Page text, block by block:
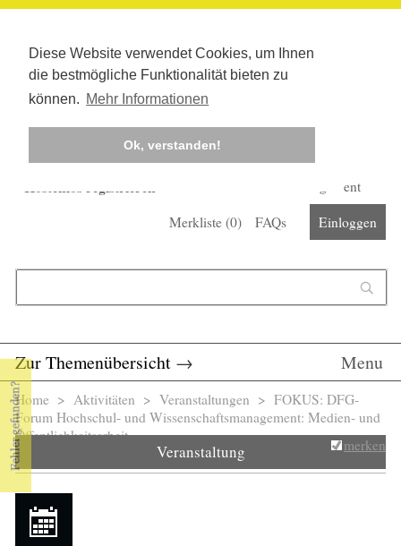
Diese Website verwendet Cookies, um Ihnen
die bestmögliche Funktionalität bieten zu
können. Mehr Informationen
Ok, verstanden!
Kostenlos registrieren
Corona-Management
Merkliste (0) FAQs Einloggen
Zur Themenübersicht → Menu
Sie sind hier
Home > Aktivitäten > Veranstaltungen > FOKUS: DFG-
Forum Hochschul- und Wissenschaftsmanagement: Medien- und
Öffentlichkeitsarbeit
Veranstaltung merken